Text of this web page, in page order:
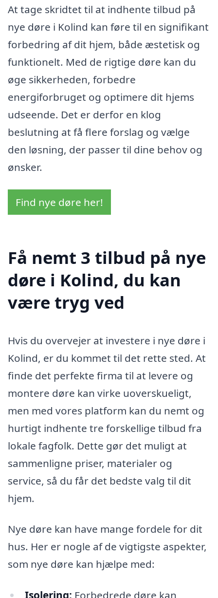
At tage skridtet til at indhente tilbud på
nye døre i Kolind kan føre til en signifikant
forbedring af dit hjem, både æstetisk og
funktionelt. Med de rigtige døre kan du
øge sikkerheden, forbedre
energiforbruget og optimere dit hjems
udseende. Det er derfor en klog
beslutning at få flere forslag og vælge
den løsning, der passer til dine behov og
ønsker.
Find nye døre her!
Få nemt 3 tilbud på nye
døre i Kolind, du kan
være tryg ved
Hvis du overvejer at investere i nye døre i
Kolind, er du kommet til det rette sted. At
finde det perfekte firma til at levere og
montere døre kan virke uoverskueligt,
men med vores platform kan du nemt og
hurtigt indhente tre forskellige tilbud fra
lokale fagfolk. Dette gør det muligt at
sammenligne priser, materialer og
service, så du får det bedste valg til dit
hjem.
Nye døre kan have mange fordele for dit
hus. Her er nogle af de vigtigste aspekter,
som nye døre kan hjælpe med:
Isolering: Forbedrede døre kan